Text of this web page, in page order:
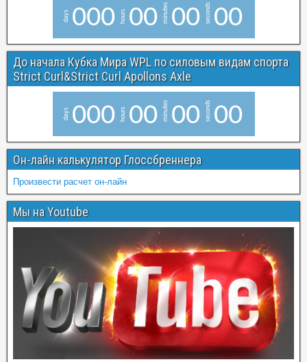
days 000 hours 00 minutes 00 seconds 00
До начала Кубка Мира WPL по силовым видам спорта
Strict Curl&Strict Curl Apollons Axle
days 000 hours 00 minutes 00 seconds 00
Он-лайн калькулятор Глоссбреннера
Произвести расчет он-лайн
Мы на Youtube